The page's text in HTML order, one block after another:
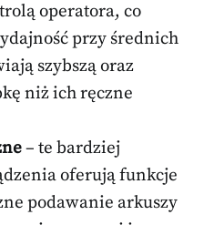
operatora, co
przy średnich
szybszą oraz
niż ich ręczne
– te bardziej
oferują funkcje
podawanie arkuszy